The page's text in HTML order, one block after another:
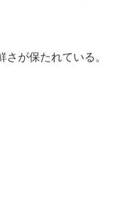
が保たれている。